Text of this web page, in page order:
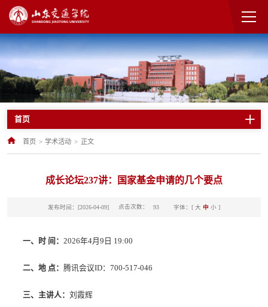
首页
首页 > 学术活动 > 正文
成长论坛237讲：国家基金申请的几个要点
发布时间：[2026-04-09] 点击次数： 93 字体：[ 大 中 小 ]
一、时 间： 2026年4月9日 19:00
二、地 点： 腾讯会议ID：700-517-046
三、主讲人： 刘霞辉